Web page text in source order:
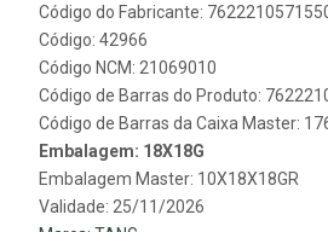
Código do Fabricante:
Código: 42966
Código NCM: 21069010
Código de Barras do Produto:
Código de Barras da Caixa Master:
Embalagem: 18X18G
Embalagem Master: 10X18X18GR
Validade: 25/11/2026